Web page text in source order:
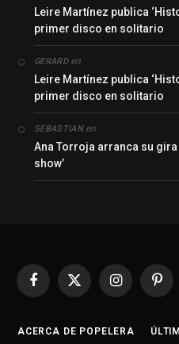
Leire Martínez publica
primer disco en solitario
GERARDen
Leire Martínez publica
primer disco en solitario
SEBASTIANen
Ana Torroja arranca su gira
show’
Facebook
X
Instagram
ACERCA DE POPELERA